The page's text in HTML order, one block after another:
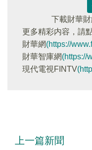
下載財華
更多精彩内容，請
財華網(https://
財華智庫網(https://
現代電視FINTV
上一篇新聞